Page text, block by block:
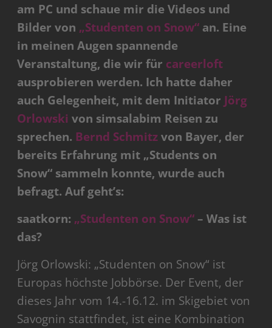
am PC und schaue mir die Videos und
Bilder von „Studenten on Snow“ an. Eine
in meinen Augen spannende
Veranstaltung, die wir für careerloft
ausprobieren werden. Ich hatte daher
auch Gelegenheit, mit dem Initiator Jörg
Orlowski von simsalabim Reisen zu
sprechen. Bernd Schmitzvon Bayer, der
bereits Erfahrung mit „Students on
Snow“ sammeln konnte, wurde auch
befragt. Auf geht’s:
saatkorn: „Studenten on Snow“ – Was ist
das?
Jörg Orlowski: „Studenten on Snow“ ist
Europas höchste Jobbörse. Der Event, der
dieses Jahr vom 14.-16.12. im Skigebiet von
Savognin stattfindet, ist eine Kombination